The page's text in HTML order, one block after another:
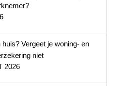
huis? Vergeet je woning- en
niet
2026